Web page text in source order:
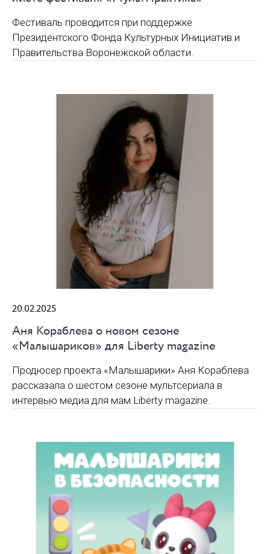
Фестиваль проводится при поддержке
Президентского Фонда Культурных Инициатив и
Правительства Воронежской области.
20.02.2025
Аня Кораблева о новом сезоне
«Малышариков» для Liberty magazine
Продюсер проекта «Малышарики» Аня Кораблева
рассказала о шестом сезоне мультсериала в
интервью медиа для мам Liberty magazine.